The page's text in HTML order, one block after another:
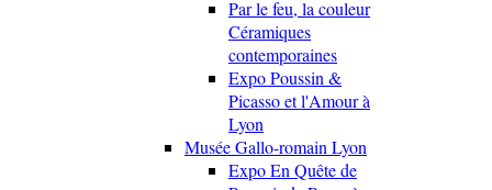
Par le feu, la couleur
Céramiques
contemporaines
Expo Poussin &
Picasso et l'Amour à
Lyon
Musée Gallo-romain Lyon
Expo En Quête de